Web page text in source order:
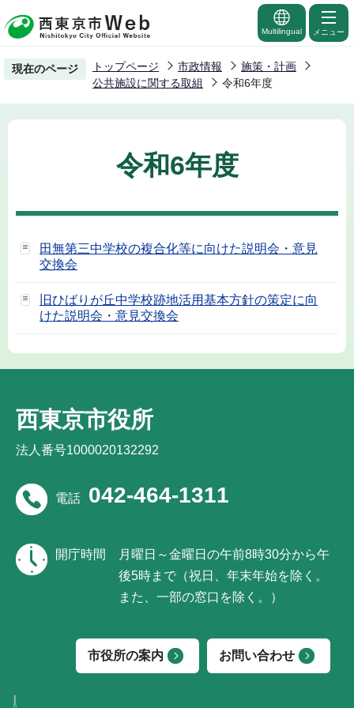
の
ー
Multilingual メニュー
現在のページ トップページ 市政情報
施策・計画
公共施設に関する取組
令和6年度
令和6年度
田無第三中学校の複合化等に向けた説明会・意見
交換会
旧ひばりが丘中学校跡地活用基本方針の策定に向
けた説明会・意見交換会
西東京市役所
法人番号1000020132292
電話 042-464-1311
開庁時間
月曜日～金曜日の午前8時30分から午
後5時まで（祝日、年末年始を除く。
また、一部の窓口を除く。）
市役所の案内 お問い合わせ